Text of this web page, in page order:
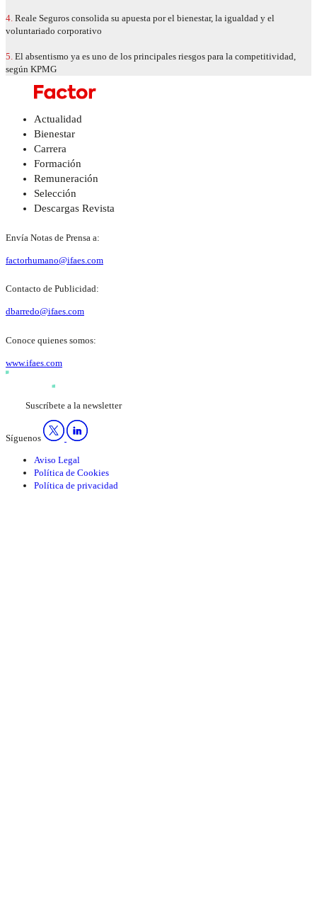
4. Reale Seguros consolida su apuesta por el bienestar, la igualdad y el
voluntariado corporativo
5. El absentismo ya es uno de los principales riesgos para la competitividad,
según KPMG
Actualidad
Bienestar
Carrera
Formación
Remuneración
Selección
Descargas Revista
Envía Notas de Prensa a:
factorhumano@ifaes.com
Contacto de Publicidad:
dbarredo@ifaes.com
Conoce quienes somos:
www.ifaes.com
Suscríbete a la newsletter
Síguenos
Aviso Legal
Política de Cookies
Política de privacidad